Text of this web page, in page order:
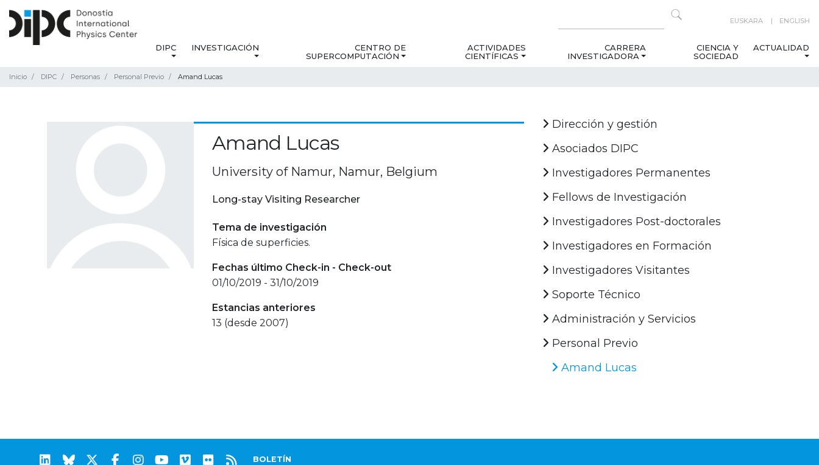
EUSKARA ENGLISH
DIPC INVESTIGACIÓN
CENTRO DE
SUPERCOMPUTACIÓN
ACTIVIDADES
CIENTÍFICAS
CARRERA
INVESTIGADORA
CIENCIA Y
SOCIEDAD
ACTUALIDAD
Inicio DIPC Personas Personal Previo Amand Lucas
Amand Lucas
University of Namur, Namur, Belgium
Long-stay Visiting Researcher
Tema de investigación
Física de superficies.
Fechas último Check-in - Check-out
01/10/2019 - 31/10/2019
Estancias anteriores
13 (desde 2007)
Dirección y gestión
Asociados DIPC
Investigadores Permanentes
Fellows de Investigación
Investigadores Post-doctorales
Investigadores en Formación
Investigadores Visitantes
Soporte Técnico
Administración y Servicios
Personal Previo
Amand Lucas
BOLETÍN